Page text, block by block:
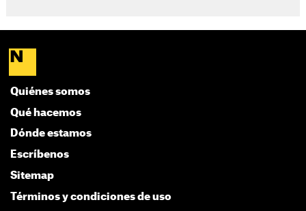
Quiénes somos
Qué hacemos
Dónde estamos
Escríbenos
Sitemap
Términos y condiciones de uso